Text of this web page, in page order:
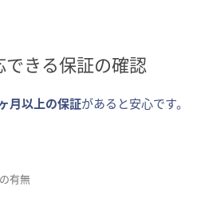
きる保証の確認
月以上の保証があると安心です。
有無